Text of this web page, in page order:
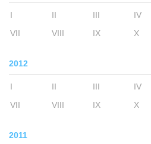
I II III IV
VII
VIII IX X
2012
I II III IV
VII
VIII IX X
2011